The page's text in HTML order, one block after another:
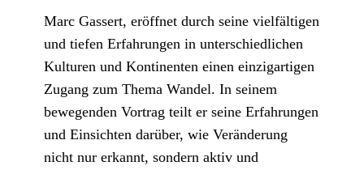
Marc Gassert, eröffnet durch seine vielfältigen
und tiefen Erfahrungen in unterschiedlichen
Kulturen und Kontinenten einen einzigartigen
Zugang zum Thema Wandel. In seinem
bewegenden Vortrag teilt er seine Erfahrungen
und Einsichten darüber, wie Veränderung
nicht nur erkannt, sondern aktiv und